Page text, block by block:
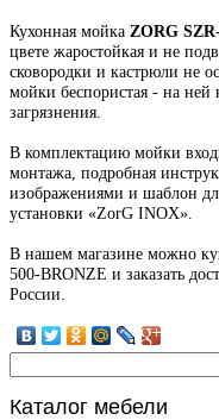
Кухонная мойка ZORG
цвете жаростойкая и не
сковородки и кастрюли не
мойки беспористая - на ней
загрязнения.
В комплектацию мойки
монтажа, подробная
изображениями и шаблон
установки «ZorG INOX».
В нашем магазине можно
500-BRONZE и заказать
России.
Каталог мебели